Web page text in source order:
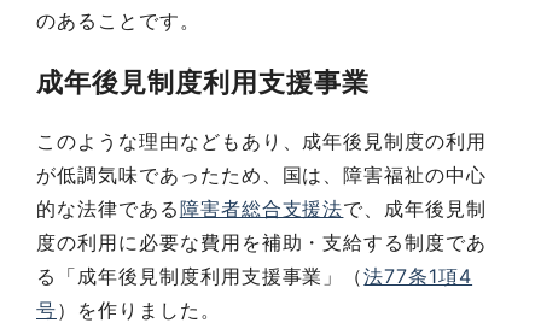
のあることです。
成年後見制度利用支援事業
このような理由などもあり、成年後見制度の利用
が低調気味であったため、国は、障害福祉の中心
的な法律である障害者総合支援法で、成年後見制
度の利用に必要な費用を補助・支給する制度であ
る「成年後見制度利用支援事業」（法77条1項4
号）を作りました。